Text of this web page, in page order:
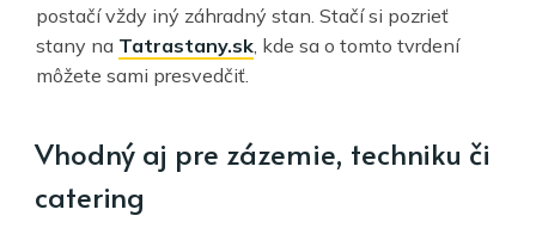
postačí vždy iný záhradný stan. Stačí si pozrieť
stany na Tatrastany.sk, kde sa o tomto tvrdení
môžete sami presvedčiť.
Vhodný aj pre zázemie, techniku či
catering